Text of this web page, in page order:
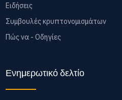
Ειδήσεις
Συμβουλές κρυπτονομισμάτων
Πώς να - Οδηγίες
Ενημερωτικό δελτίο